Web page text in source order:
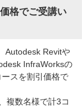
格でご受講い
Autodesk Revitや
InfraWorksの
スを割引価格で
複数名様で計3コ